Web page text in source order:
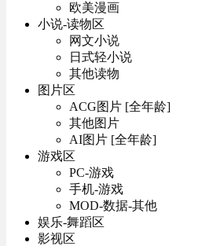
欧美漫画
小说-读物区
网文小说
日式轻小说
其他读物
图片区
ACG图片 [全年龄]
其他图片
AI图片 [全年龄]
游戏区
PC-游戏
手机-游戏
MOD-数据-其他
娱乐-舞蹈区
影视区